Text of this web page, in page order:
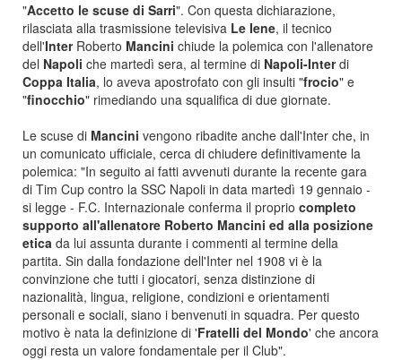
"Accetto le scuse di Sarri". Con questa dichiarazione,
rilasciata alla trasmissione televisiva Le Iene, il tecnico
dell'Inter Roberto Mancini chiude la polemica con l'allenatore
del Napoli che martedì sera, al termine di Napoli-Interdi
Coppa Italia, lo aveva apostrofato con gli insulti "frocio" e
"finocchio" rimediando una squalifica di due giornate.
Le scuse di Mancini vengono ribadite anche dall'Inter che, in
un comunicato ufficiale, cerca di chiudere definitivamente la
polemica: "In seguito ai fatti avvenuti durante la recente gara
di Tim Cup contro la SSC Napoli in data martedì 19 gennaio -
si legge - F.C. Internazionale conferma il proprio completo
supporto all'allenatore Roberto Mancini ed alla posizione
etica da lui assunta durante i commenti al termine della
partita. Sin dalla fondazione dell'Inter nel 1908 vi è la
convinzione che tutti i giocatori, senza distinzione di
nazionalità, lingua, religione, condizioni e orientamenti
personali e sociali, siano i benvenuti in squadra. Per questo
motivo è nata la definizione di 'Fratelli del Mondo' che ancora
oggi resta un valore fondamentale per il Club".